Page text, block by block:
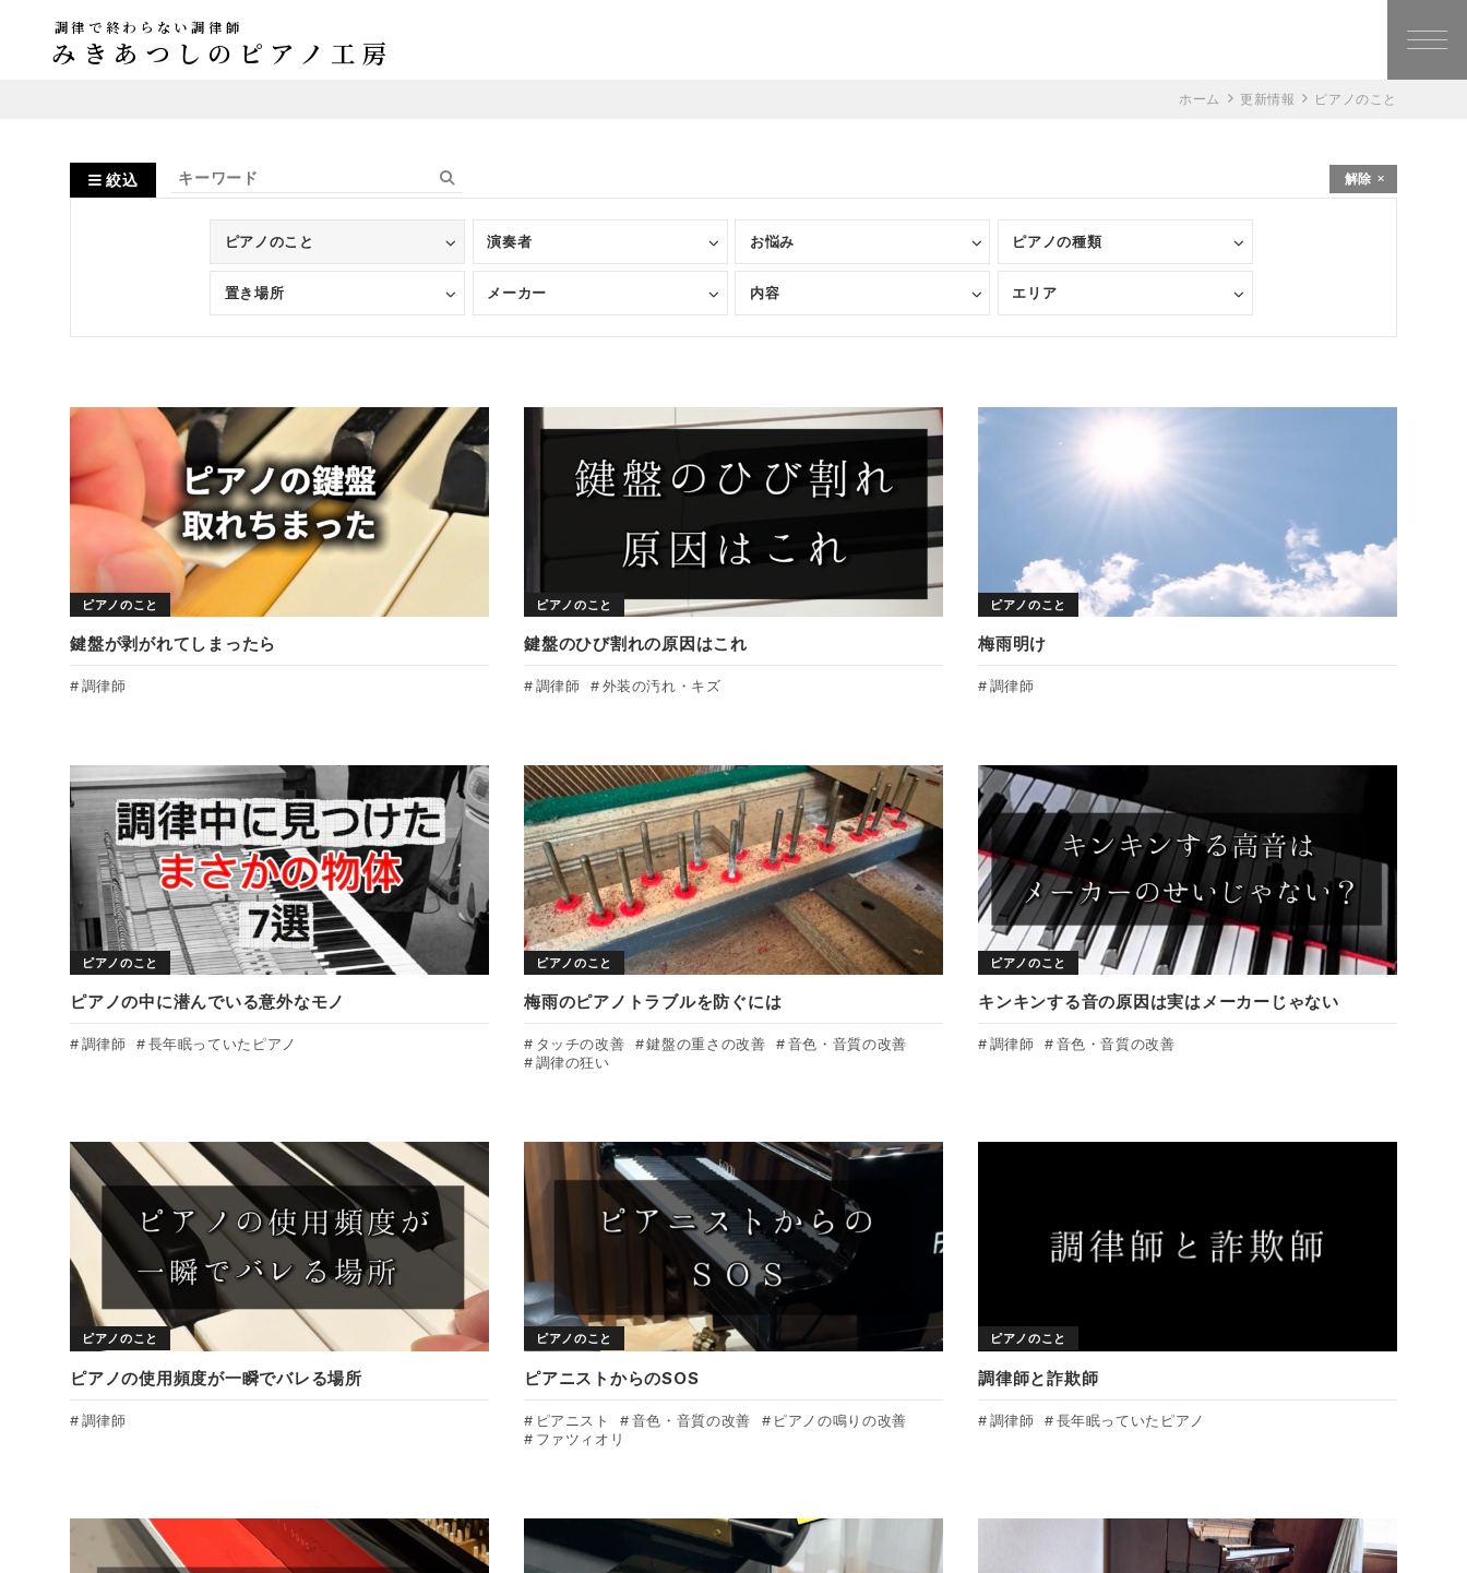
調律で終わらない調律師
みきあつしのピアノ工房
ホーム 更新情報 ピアノのこと
絞込 解除
ピアノのこと
鍵盤が剥がれてしまったら
調律師
ピアノのこと
鍵盤のひび割れの原因はこれ
調律師 外装の汚れ・キズ
ピアノのこと
梅雨明け
調律師
ピアノのこと
ピアノの中に潜んでいる意外なモノ
調律師 長年眠っていたピアノ
ピアノのこと
梅雨のピアノトラブルを防ぐには
タッチの改善 鍵盤の重さの改善
音色・音質の改善
調律の狂い
ピアノのこと
キンキンする音の原因は実はメーカーじゃない
調律師 音色・音質の改善
ピアノのこと
ピアノの使用頻度が一瞬でバレる場所
調律師
ピアノのこと
ピアニストからのSOS
ピアニスト 音色・音質の改善
ピアノの鳴りの改善
ファツィオリ
ピアノのこと
調律師と詐欺師
調律師 長年眠っていたピアノ